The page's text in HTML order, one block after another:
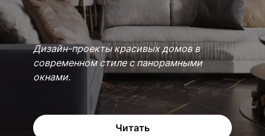
Дизайн-проекты красивых домов в
современном стиле с панорамными
окнами.
Читать